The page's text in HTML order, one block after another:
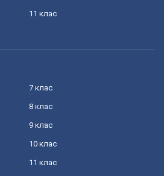
11 клас
7 клас
8 клас
9 клас
10 клас
11 клас